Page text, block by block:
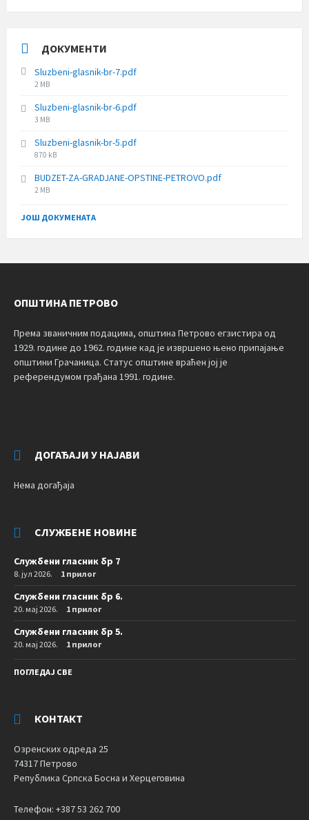
ДОКУМЕНТИ
Sluzbeni-glasnik-br-7.pdf
File
2 MB
Sluzbeni-glasnik-br-6.pdf
File
3 MB
Sluzbeni-glasnik-br-5.pdf
File
870 kB
BUDZET-ZA-GRADJANE-OPSTINE-PETROVO.pdf
File
2 MB
ЈОШ ДОКУМЕНАТА
ОПШТИНА ПЕТРОВО
Према званичним подацима, општина Петрово егзистира од
1929. године до 1962. године кад је извршено њено припајање
општини Грачаница. Статус општине враћен јој је
референдумом грађана 1991. године.
ДОГАЂАЈИ У НАЈАВИ
Нема догађаја
СЛУЖБЕНЕ НОВИНЕ
Службени гласник бр 7
8. јул 2026. 1 прилог
Службени гласник бр 6.
20. мај 2026. 1 прилог
Службени гласник бр 5.
20. мај 2026. 1 прилог
ПОГЛЕДАЈ СВЕ
КОНТАКТ
Озренских одреда 25
74317 Петрово
Република Српска Босна и Херцеговина
Телефон: +387 53 262 700